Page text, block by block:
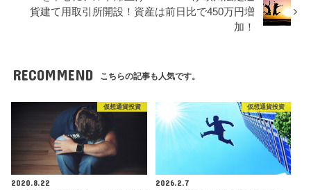
貨建て用取引所開設！資産は前日比で450万円増
加！
RECOMMEND こちらの記事も人気です。
仮想通貨投資
2020.8.22
仮想通貨投資
2026.2.7